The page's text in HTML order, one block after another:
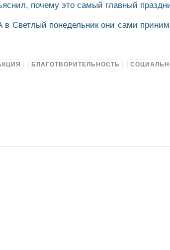
почему это самый главный
Светлый понедельник они сами
БЛАГОТВОРИТЕЛЬНОСТЬ